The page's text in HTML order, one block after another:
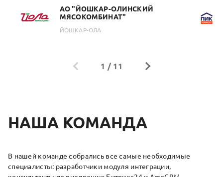
АО "ЙОШКАР-ОЛИНСКИЙ
МЯСОКОМБИНАТ"
ЙОШКАР-ОЛА
1 / 11
НАША КОМАНДА
В нашей команде собрались все самые необходимые
специалисты: разработчики модуля интеграции,